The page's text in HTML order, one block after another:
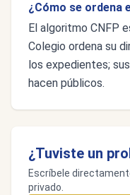
¿Cómo se ordena
El algoritmo CNFP
Colegio ordena su
los expedientes;
hacen públicos.
¿Tuviste un
Escríbele
privado.